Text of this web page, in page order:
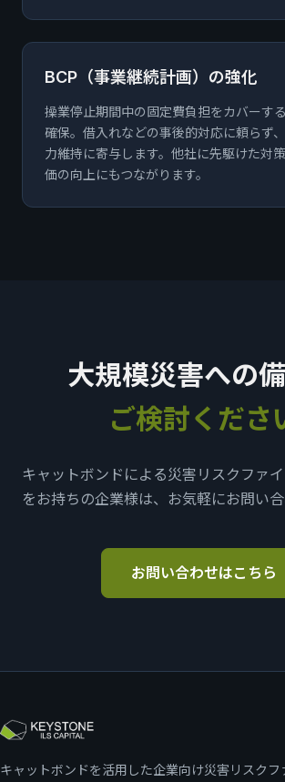
BCP（事業継続計画）の強化
操業停止期間中の固定費負担をカバーす
確保。借入れなどの事後的対応に頼らず
力維持に寄与します。他社に先駆けた対
価の向上にもつながります。
大規模災害への
ご検討くださ
キャットボンドによる災害リスクファ
をお持ちの企業様は、お気軽にお問い合
お問い合わせはこちら
キャットボンドを活用した企業向け災害リスクフ